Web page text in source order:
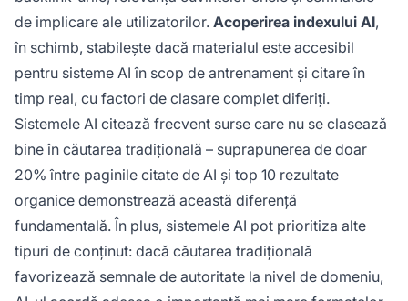
de implicare ale utilizatorilor. Acoperirea indexului AI,
în schimb, stabilește dacă materialul este accesibil
pentru sisteme AI în scop de antrenament și citare în
timp real, cu factori de clasare complet diferiți.
Sistemele AI citează frecvent surse care nu se clasează
bine în căutarea tradițională – suprapunerea de doar
20% între paginile citate de AI și top 10 rezultate
organice demonstrează această diferență
fundamentală. În plus, sistemele AI pot prioritiza alte
tipuri de conținut: dacă căutarea tradițională
favorizează semnale de autoritate la nivel de domeniu,